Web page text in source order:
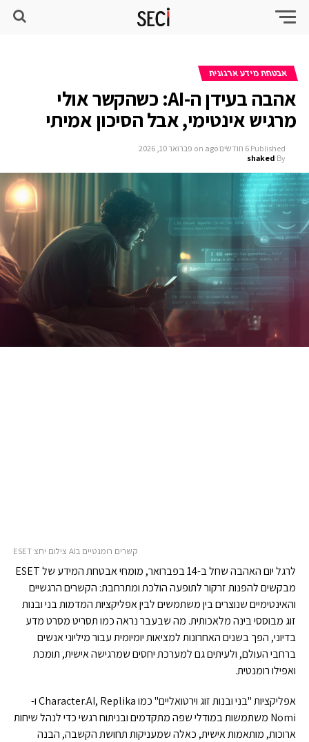
אבטחת מידע ארגונית
אהבה בעידן ה-AI: כשהקשר אולי
מרגיש אינטימי, אבל הסיכון אמיתי
Published 6 חודשים ago on פברואר 10, 2026
By
shaked
קשרים רומנטיים בAI צילום יחצ ESET
לרגל יום האהבה שחל ב-14 בפברואר, מומחי אבטחת המידע של ESET
מבקשים להפנות זרקור לתופעה הולכת ומתרחבת: הקשרים הרגשיים
והאינטימיים שנוצרים בין משתמשים לבין אפליקציות המדמות בני ובנות
זוג מבוססי בינה מלאכותית. מה שבעבר נראה כמו תסריט מסרט מדע
בדיוני, הפך בשנים האחרונות למציאות יומיומית עבור מיליוני אנשים
ברחבי העולם, ולעיתים גם למערכת יחסים שמרגישה אישית, תומכת
ואפילו רומנטית.
אפליקציות "בני ובנות זוג וירטואליים" כמו Character.AI, Replika ו-
Nomi משתמשות במודלי שפה מתקדמים ובניתוח רגשי כדי לנהל שיחות
ארוכות, מותאמות אישית, כאלה שמעניקות תחושת הקשבה, הבנה